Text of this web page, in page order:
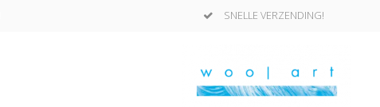
SNELLE VERZENDING!